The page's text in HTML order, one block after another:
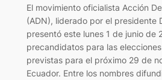
El movimiento oficialista Acción
(ADN), liderado por el presidente
presentó este lunes 1 de junio de
precandidatos para las
previstas para el próximo 29 de
Ecuador. Entre los nombres